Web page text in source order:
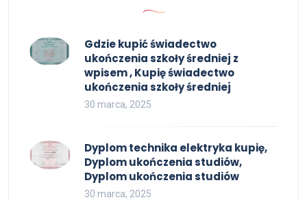
Gdzie kupić świadectwo
ukończenia szkoły średniej z
wpisem , Kupię świadectwo
ukończenia szkoły średniej
30 marca, 2025
Dyplom technika elektryka kupię,
Dyplom ukończenia studiów,
Dyplom ukończenia studiów
30 marca, 2025